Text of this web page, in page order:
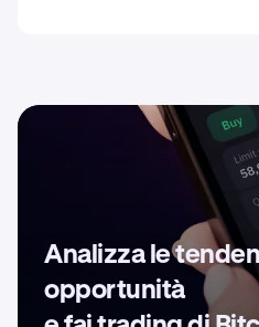
Analizza le
opportunità